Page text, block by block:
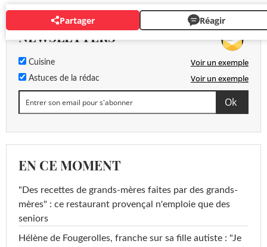
Partager Réagir
NEWSLETTERS
Cuisine Voir un exemple
Astuces de la rédac Voir un exemple
EN CE MOMENT
"Des recettes de grands-mères faites par des grands-
mères" : ce restaurant provençal n'emploie que des
seniors
Hélène de Fougerolles, franche sur sa fille autiste : "Je